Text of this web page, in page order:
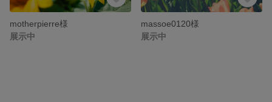
motherpierre様
展示中
massoe0120様
展示中